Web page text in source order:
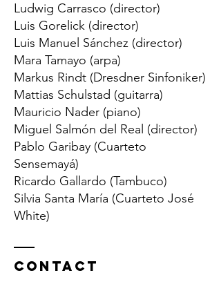
Ludwig Carrasco (director)
Luis Gorelick (director)
Luis Manuel Sánchez (director)
Mara Tamayo (arpa)
Markus Rindt (Dresdner Sinfoniker)
Mattias Schulstad (guitarra)
Mauricio Nader (piano)
Miguel Salmón del Real (director)
Pablo Garibay (Cuarteto
Sensemayá)
Ricardo Gallardo (Tambuco)
Silvia Santa María (Cuarteto José
White)
Contact